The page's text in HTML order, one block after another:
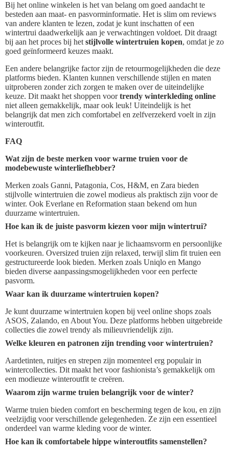
Bij het online winkelen is het van belang om goed aandacht te
besteden aan maat- en pasvorminformatie. Het is slim om reviews
van andere klanten te lezen, zodat je kunt inschatten of een
wintertrui daadwerkelijk aan je verwachtingen voldoet. Dit draagt
bij aan het proces bij het stijlvolle wintertruien kopen, omdat je zo
goed geïnformeerd keuzes maakt.
Een andere belangrijke factor zijn de retourmogelijkheden die deze
platforms bieden. Klanten kunnen verschillende stijlen en maten
uitproberen zonder zich zorgen te maken over de uiteindelijke
keuze. Dit maakt het shoppen voortrendy winterkleding online
niet alleen gemakkelijk, maar ook leuk! Uiteindelijk is het
belangrijk dat men zich comfortabel en zelfverzekerd voelt in zijn
winteroutfit.
FAQ
Wat zijn de beste merken voor warme truien voor de
modebewuste winterliefhebber?
Merken zoals Ganni, Patagonia, Cos, H&M, en Zara bieden
stijlvolle wintertruien die zowel modieus als praktisch zijn voor de
winter. Ook Everlane en Reformation staan bekend om hun
duurzame wintertruien.
Hoe kan ik de juiste pasvorm kiezen voor mijn wintertrui?
Het is belangrijk om te kijken naar je lichaamsvorm en persoonlijke
voorkeuren. Oversized truien zijn relaxed, terwijl slim fit truien een
gestructureerde look bieden. Merken zoals Uniqlo en Mango
bieden diverse aanpassingsmogelijkheden voor een perfecte
pasvorm.
Waar kan ik duurzame wintertruien kopen?
Je kunt duurzame wintertruien kopen bij veel online shops zoals
ASOS, Zalando, en About You. Deze platforms hebben uitgebreide
collecties die zowel trendy als milieuvriendelijk zijn.
Welke kleuren en patronen zijn trending voor wintertruien?
Aardetinten, ruitjes en strepen zijn momenteel erg populair in
wintercollecties. Dit maakt het voor fashionista’s gemakkelijk om
een modieuze winteroutfit te creëren.
Waarom zijn warme truien belangrijk voor de winter?
Warme truien bieden comfort en bescherming tegen de kou, en zijn
veelzijdig voor verschillende gelegenheden. Ze zijn een essentieel
onderdeel van warme kleding voor de winter.
Hoe kan ik comfortabele hippe winteroutfits samenstellen?